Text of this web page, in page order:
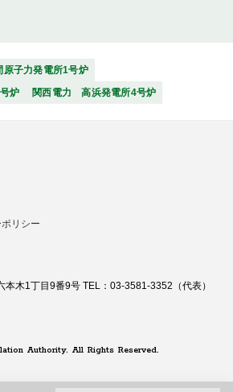
子力発電所1号炉
炉
関西電力 高浜発電所4号炉
リシー
木1丁目9番9号 TEL：03-3581-3352（代表）
Authority. All Rights Reserved.